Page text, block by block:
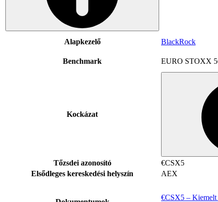
Alapkezelő BlackRock
Benchmark EURO STOXX
Kockázat
Tőzsdei azonosító
€CSX5
Elsődleges kereskedési helyszín
AEX
€CSX5 – Kiemelt